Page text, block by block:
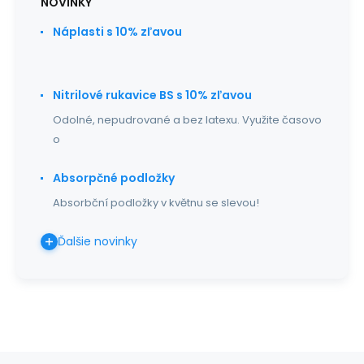
Náplasti s 10% zľavou
Nitrilové rukavice BS s 10% zľavou
Odolné, nepudrované a bez latexu. Využite časovo
o
Absorpčné podložky
Absorbční podložky v květnu se slevou!
Ďalšie novinky